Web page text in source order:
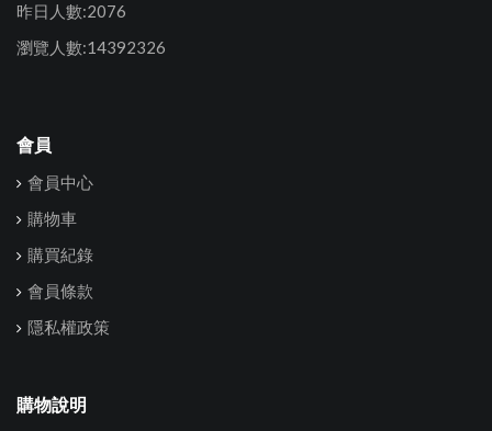
昨日人數:2076
瀏覽人數:14392326
會員
會員中心
購物車
購買紀錄
會員條款
隱私權政策
購物說明